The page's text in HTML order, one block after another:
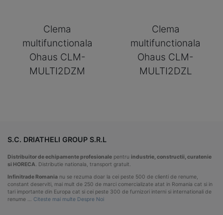
Clema
multifunctionala
Ohaus CLM-
MULTI2DZM
Clema
multifunctionala
Ohaus CLM-
MULTI2DZL
S.C. DRIATHELI GROUP S.R.L
Distribuitor de echipamente profesionale pentru industrie, constructii, curatenie
si HORECA . Distributie nationala, transport gratuit.
Infinitrade Romania nu se rezuma doar la cei peste 500 de clienti de renume,
constant deserviti, mai mult de 250 de marci comercializate atat in Romania cat si in
tari importante din Europa cat si cei peste 300 de furnizori interni si internationali de
renume … Citeste mai multe Despre Noi